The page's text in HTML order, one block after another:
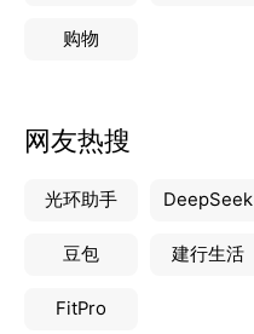
购物
网友热搜
光环助手 DeepSeek
豆包 建行生活
FitPro